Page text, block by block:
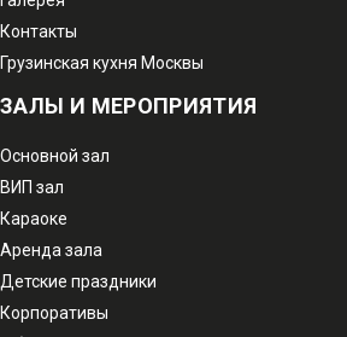
Контакты
Грузинская кухня Москвы
ЗАЛЫ И МЕРОПРИЯТИЯ
Основной зал
ВИП зал
Караоке
Аренда зала
Детские праздники
Корпоративы